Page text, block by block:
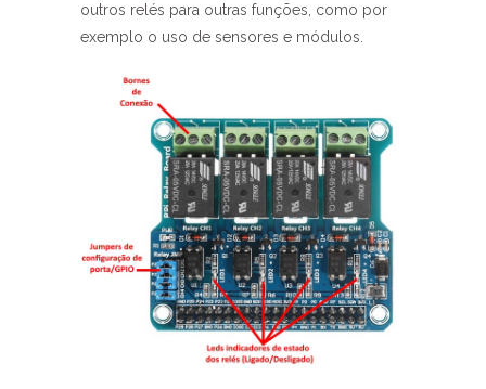
outros relés para outras funções, como por
exemplo o uso de sensores e módulos.